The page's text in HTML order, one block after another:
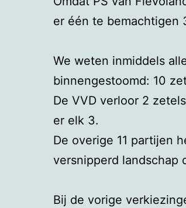
er één te bemachtigen
We weten inmiddels
binnengestoomd: 10
De VVD verloor 2
er elk 3.
De overige 11 partijen
versnipperd landschap
Bij de vorige